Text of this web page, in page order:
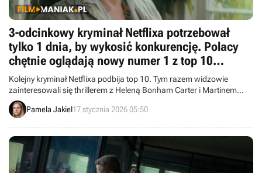
3-odcinkowy kryminał Netflixa potrzebował
tylko 1 dnia, by wykosić konkurencję. Polacy
chętnie oglądają nowy numer 1 z top 10
platformy
Kolejny kryminał Netflixa podbija top 10. Tym razem widzowie
zainteresowali się thrillerem z Heleną Bonham Carter i Martinem
Freemanem.
Pamela Jakiel17 stycznia 2026 05:50